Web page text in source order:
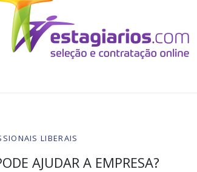
LIBERAIS
AJUDAR A EMPRESA?